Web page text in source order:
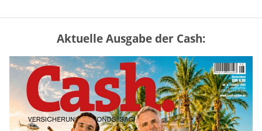
Mütterrente III Tabelle: So viel Renten-
Nachzahlung ist pro Kind möglich
mehr
„Jung kauft Alt“ 2026: Neue Förderung im
Aktuelle Ausgabe der Cash: